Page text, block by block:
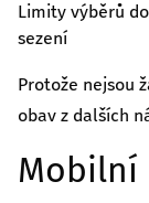
Limity výběrů
sezení
Protože nejsou
obav z dalších
Mobilní